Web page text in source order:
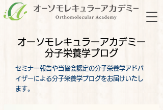
オーソモレキュラーアカデミー
分子栄養学ブログ
セミナー報告や当協会認定の分子栄養学アドバ
イザーによる分子栄養学ブログをお届けいたし
ます。